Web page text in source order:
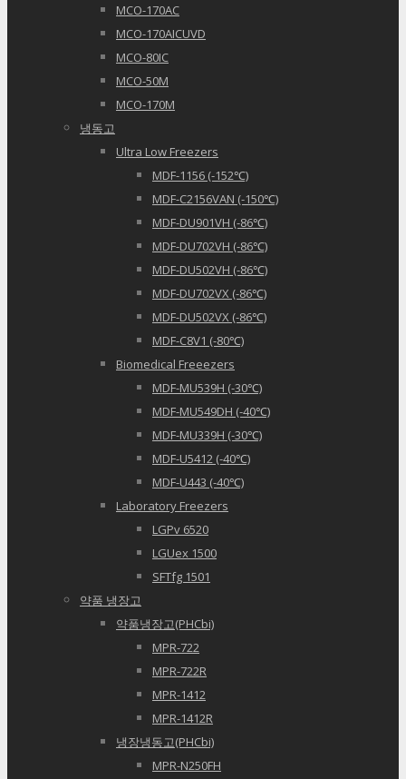
MCO-170AC
MCO-170AICUVD
MCO-80IC
MCO-50M
MCO-170M
냉동고
Ultra Low Freezers
MDF-1156 (-152℃)
MDF-C2156VAN (-150℃)
MDF-DU901VH (-86℃)
MDF-DU702VH (-86℃)
MDF-DU502VH (-86℃)
MDF-DU702VX (-86℃)
MDF-DU502VX (-86℃)
MDF-C8V1 (-80℃)
Biomedical Freeezers
MDF-MU539H (-30℃)
MDF-MU549DH (-40℃)
MDF-MU339H (-30℃)
MDF-U5412 (-40℃)
MDF-U443 (-40℃)
Laboratory Freezers
LGPv 6520
LGUex 1500
SFTfg 1501
약품 냉장고
약품냉장고(PHCbi)
MPR-722
MPR-722R
MPR-1412
MPR-1412R
냉장냉동고(PHCbi)
MPR-N250FH